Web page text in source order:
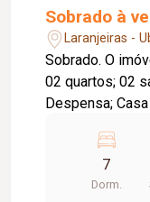
Sobrado à
Laranjeiras -
Sobrado. O imóvel conta com: Pavimento térreo:
02 quartos; 02
Despensa; Casa nos fundos: 02 quartos; Sala;
quartos, sendo
social; Cozinha com
vagas de
7
Dorm.